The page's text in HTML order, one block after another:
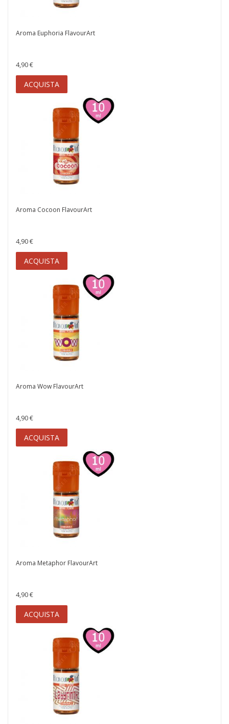
Aroma Euphoria FlavourArt
4,90 €
ACQUISTA
Aroma Cocoon FlavourArt
4,90 €
ACQUISTA
Aroma Wow FlavourArt
4,90 €
ACQUISTA
Aroma Metaphor FlavourArt
4,90 €
ACQUISTA